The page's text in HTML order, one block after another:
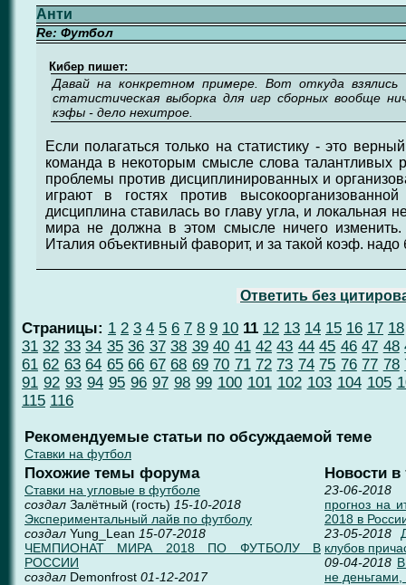
Анти
Re: Футбол
Кибер пишет:
Давай на конкретном примере. Вот откуда
статистическая выборка для игр сборных вообще
кэфы - дело нехитрое.
Если полагаться только на статистику - это
команда в некоторым смысле слова талантливых
проблемы против дисциплинированных и
играют в гостях против
дисциплина ставилась во главу угла, и локальная
мира не должна в этом смысле ничего
Италия объективный фаворит, и за такой коэф. надо
Ответить без
Страницы: 1 2 3 4 5 6 7 8 9 10 11 12 13 14 15 16 17 18
31 32 33 34 35 36 37 38 39 40 41 42 43 44 45 46 47 48
61 62 63 64 65 66 67 68 69 70 71 72 73 74 75 76 77 78
91 92 93 94 95 96 97 98 99 100 101 102 103 104 105
115 116
Рекомендуемые статьи по обсуждаемой теме
Ставки на футбол
Похожие темы форума
Ставки на угловые в футболе
создал Залётный (гость) 15-10-2018
Экспериментальный лайв по футболу
создал Yung_Lean 15-07-2018
ЧЕМПИОНАТ МИРА 2018 ПО ФУТБОЛУ В
РОССИИ
создал Demonfrost 01-12-2017
Новости в
23-06-2018
прогноз на
2018 в
23-05-2018
клубов
09-04-2018
не